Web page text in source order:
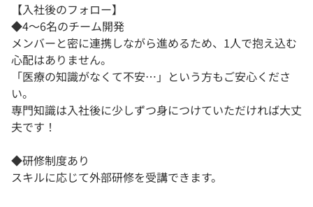
【入社後のフォロー】
◆4〜6名のチーム開発
メンバーと密に連携しながら進めるため、1人で抱え込む
心配はありません。
「医療の知識がなくて不安…」という方もご安心くださ
い。
専門知識は入社後に少しずつ身につけていただければ大丈
夫です！
◆研修制度あり
スキルに応じて外部研修を受講できます。